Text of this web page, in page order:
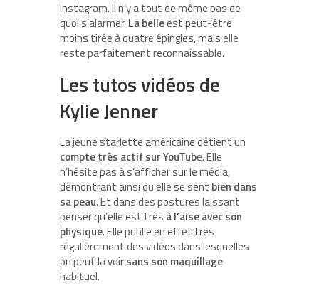
Instagram. Il n’y a tout de même pas de
quoi s’alarmer. La belleest peut-être
moins tirée à quatre épingles, mais elle
reste parfaitement reconnaissable.
Les tutos vidéos de
Kylie Jenner
La jeune starlette américaine détient un
compte très actif surYouTube. Elle
n’hésite pas à s’afficher sur le média,
démontrant ainsi qu’elle se sent bien dans
sa peau. Et dans des postures laissant
penser qu’elle est très à l’aise avec son
physique. Elle publie en effet très
régulièrement des vidéos dans lesquelles
on peut la voirsans son maquillage
habituel.